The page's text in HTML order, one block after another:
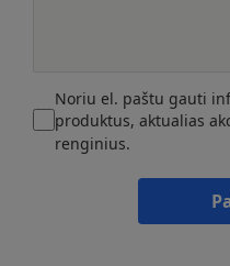
Noriu el. paštu gauti
produktus, aktualias
renginius.